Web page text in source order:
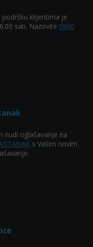
podršku klijentima je
sati. Nazovite 0800
nudi oglašavanje na
s Vašim novim